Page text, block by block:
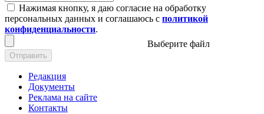
Нажимая кнопку, я даю согласие на обработку
персональных данных и соглашаюсь с политикой
конфиденциальности.
Выберите файл
Отправить
Редакция
Документы
Реклама на сайте
Контакты